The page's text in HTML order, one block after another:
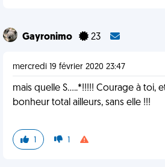
Gayronimo 23
mercredi 19 février 2020 23:47
mais quelle S.....*!!!!! Courage à toi,
bonheur total ailleurs, sans elle !!!
1 1